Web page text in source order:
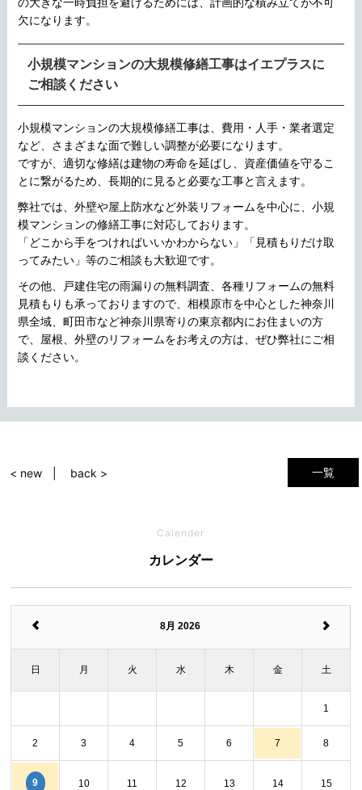
の大きな一時負担を避けるためには、計画的な積み立てが不可
欠になります。
小規模マンションの大規模修繕工事はイエプラスに
ご相談ください
小規模マンションの大規模修繕工事は、費用・人手・業者選定
など、さまざまな面で難しい調整が必要になります。
ですが、適切な修繕は建物の寿命を延ばし、資産価値を守るこ
とに繋がるため、長期的に見ると必要な工事と言えます。
弊社では、外壁や屋上防水など外装リフォームを中心に、小規
模マンションの修繕工事に対応しております。
「どこから手をつければいいかわからない」「見積もりだけ取
ってみたい」等のご相談も大歓迎です。
その他、戸建住宅の雨漏りの無料調査、各種リフォームの無料
見積もりも承っておりますので、相模原市を中心とした神奈川
県全域、町田市など神奈川県寄りの東京都内にお住まいの方
で、屋根、外壁のリフォームをお考えの方は、ぜひ弊社にご相
談ください。
一覧
< new back >
Calender
カレンダー
8月 2026
日 月 火 水 木 金 土
1
2 3 4 5 6 7 8
9 10 11 12 13 14 15